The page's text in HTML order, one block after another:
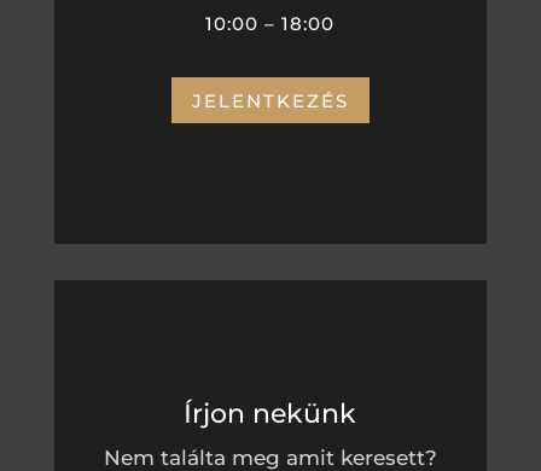
10:00 – 18:00
JELENTKEZÉS
Írjon nekünk
Nem találta meg amit keresett?